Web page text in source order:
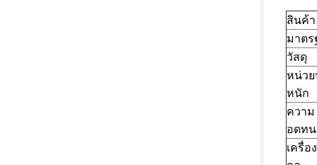
สินค้า
มาตร
วัสดุ
หน่วย
หนัก
ความ
อดทน
เครื่อ